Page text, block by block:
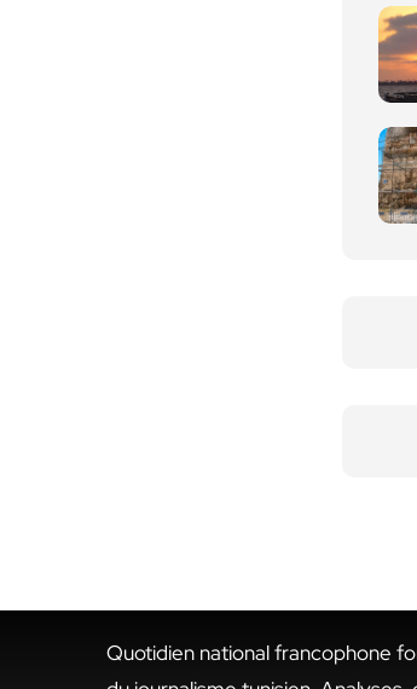
Quotidien national francophone